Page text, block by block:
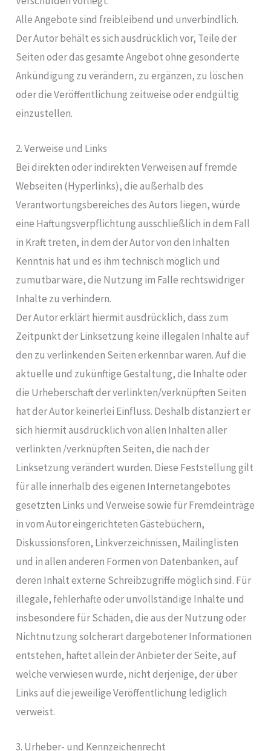
Alle Angebote sind freibleibend und unverbindlich.
Der Autor behält es sich ausdrücklich vor, Teile der
Seiten oder das gesamte Angebot ohne gesonderte
Ankündigung zu verändern, zu ergänzen, zu löschen
oder die Veröffentlichung zeitweise oder endgültig
einzustellen.
2. Verweise und Links
Bei direkten oder indirekten Verweisen auf fremde
Webseiten (Hyperlinks), die außerhalb des
Verantwortungsbereiches des Autors liegen, würde
eine Haftungsverpflichtung ausschließlich in dem Fall
in Kraft treten, in dem der Autor von den Inhalten
Kenntnis hat und es ihm technisch möglich und
zumutbar wäre, die Nutzung im Falle rechtswidriger
Inhalte zu verhindern.
Der Autor erklärt hiermit ausdrücklich, dass zum
Zeitpunkt der Linksetzung keine illegalen Inhalte auf
den zu verlinkenden Seiten erkennbar waren. Auf die
aktuelle und zukünftige Gestaltung, die Inhalte oder
die Urheberschaft der verlinkten/verknüpften Seiten
hat der Autor keinerlei Einfluss. Deshalb distanziert er
sich hiermit ausdrücklich von allen Inhalten aller
verlinkten /verknüpften Seiten, die nach der
Linksetzung verändert wurden. Diese Feststellung gilt
für alle innerhalb des eigenen Internetangebotes
gesetzten Links und Verweise sowie für Fremdeinträge
in vom Autor eingerichteten Gästebüchern,
Diskussionsforen, Linkverzeichnissen, Mailinglisten
und in allen anderen Formen von Datenbanken, auf
deren Inhalt externe Schreibzugriffe möglich sind. Für
illegale, fehlerhafte oder unvollständige Inhalte und
insbesondere für Schäden, die aus der Nutzung oder
Nichtnutzung solcherart dargebotener Informationen
entstehen, haftet allein der Anbieter der Seite, auf
welche verwiesen wurde, nicht derjenige, der über
Links auf die jeweilige Veröffentlichung lediglich
verweist.
3. Urheber- und Kennzeichenrecht